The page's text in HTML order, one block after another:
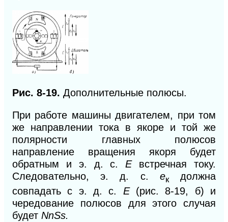
Рис. 8-19. Дополнительные полюсы.
При работе машины двигателем, при том
же направлении тока в якоре и той же
полярности главных полюсов
направление вращения якоря будет
обратным и э. д. с.Евстречная току.
Следовательно, э.д. с. ек
должна
совпадать с э. д.с. Е (рис. 8-19, б) и
чередование полюсов для этого случая
будет NnSs.